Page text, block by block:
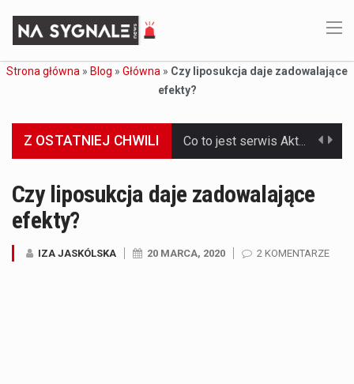
Strona główna » Blog » Główna » Czy liposukcja daje zadowalające
efekty?
Z OSTATNIEJ CHWILI Co to jest serwis Aktualności Polska dzisiaj? Serwis Aktualności Polska dzisiaj to żywy i nowoczesny portal, który dostarcza najświeższe wieści z kraju i zagranicy. Obejmuje…
Co to jest globalne ocieplenie? Globalne ocieplenie to proces, który trwa od dłuższego czasu i prowadzi do podnoszenia się średnich temperatur zarówno na naszej planecie,…
Czy liposukcja daje zadowalające
efekty?
IZA JASKÓLSKA 20 MARCA, 2020 2 KOMENTARZE